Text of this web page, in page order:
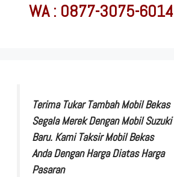
WA : 0877-3075-6014
Terima Tukar Tambah Mobil Bekas
Segala Merek Dengan Mobil Suzuki
Baru. Kami Taksir Mobil Bekas
Anda Dengan Harga Diatas Harga
Pasaran